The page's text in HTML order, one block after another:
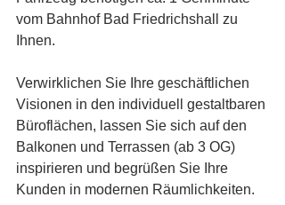
vom Bahnhof Bad Friedrichshall zu
Ihnen.
Verwirklichen Sie Ihre geschäftlichen
Visionen in den individuell gestaltbaren
Büroflächen, lassen Sie sich auf den
Balkonen und Terrassen (ab 3 OG)
inspirieren und begrüßen Sie Ihre
Kunden in modernen Räumlichkeiten.